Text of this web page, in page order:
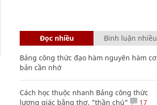
Đọc nhiều Bình luận nhiều
Bảng công thức đạo hàm nguyên hàm cơ
bản cần nhớ
Cách học thuộc nhanh Bảng công thức
lượng giác bằng thơ, "thần chú"
17